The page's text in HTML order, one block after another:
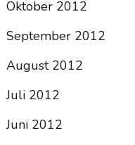
Oktober 2012
September 2012
August 2012
Juli 2012
Juni 2012